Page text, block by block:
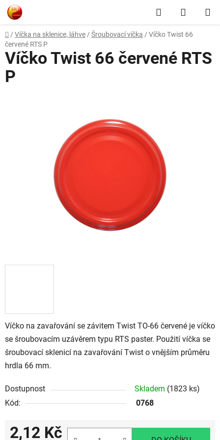
Přejít
na
obsah
Hledat
KOŠÍK
Domů
/ Víčka na sklenice, láhve / Šroubovací víčka / Víčko Twist 66
červené RTS P
Víčko na zavařování se závitem Twist TO-66 červené je víčko
se šroubovacím uzávěrem typu RTS paster. Použití víčka se
šroubovací sklenicí na zavařování Twist o vnějším průměru
hrdla 66 mm.
Dostupnost Skladem (1823 ks)
Kód:
0768
2,12 Kč
Víčko Twist 66 červené RTS
P